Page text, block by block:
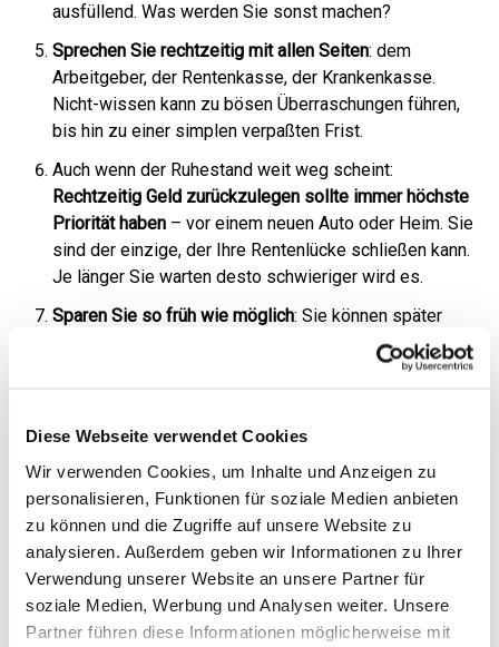
Diese Webseite verwendet Cookies
Wir verwenden Cookies, um Inhalte und Anzeigen zu
personalisieren, Funktionen für soziale Medien anbieten
zu können und die Zugriffe auf unsere Website zu
analysieren. Außerdem geben wir Informationen zu Ihrer
Verwendung unserer Website an unsere Partner für
soziale Medien, Werbung und Analysen weiter. Unsere
Partner führen diese Informationen möglicherweise mit
ausfüllend. Was werden Sie sonst machen?
Sprechen Sie rechtzeitig mit allen Seiten: dem
Arbeitgeber, der Rentenkasse, der Krankenkasse.
Nicht-wissen kann zu bösen Überraschungen führen,
bis hin zu einer simplen verpaßten Frist.
Auch wenn der Ruhestand weit weg scheint:
Rechtzeitig Geld zurückzulegen sollte immer höchste
Priorität haben – vor einem neuen Auto oder Heim. Sie
sind der einzige, der Ihre Rentenlücke schließen kann.
Je länger Sie warten desto schwieriger wird es.
Sparen Sie so früh wie möglich: Sie können später
immer noch die Sparrate herunterfahren. Der
Sparraten zurückfahren.
Verlassen Sie sich nicht auf sinkende Steuern oder
Ausgaben für Krankenversicherung
als Renter.
Gesundheit und Pflegesollten einen hohen Stellenwert
bei den regelmäßigen Ausgaben haben. Auch als
Rentner/-in zahlen Sie Krankenkassenbeiträge.